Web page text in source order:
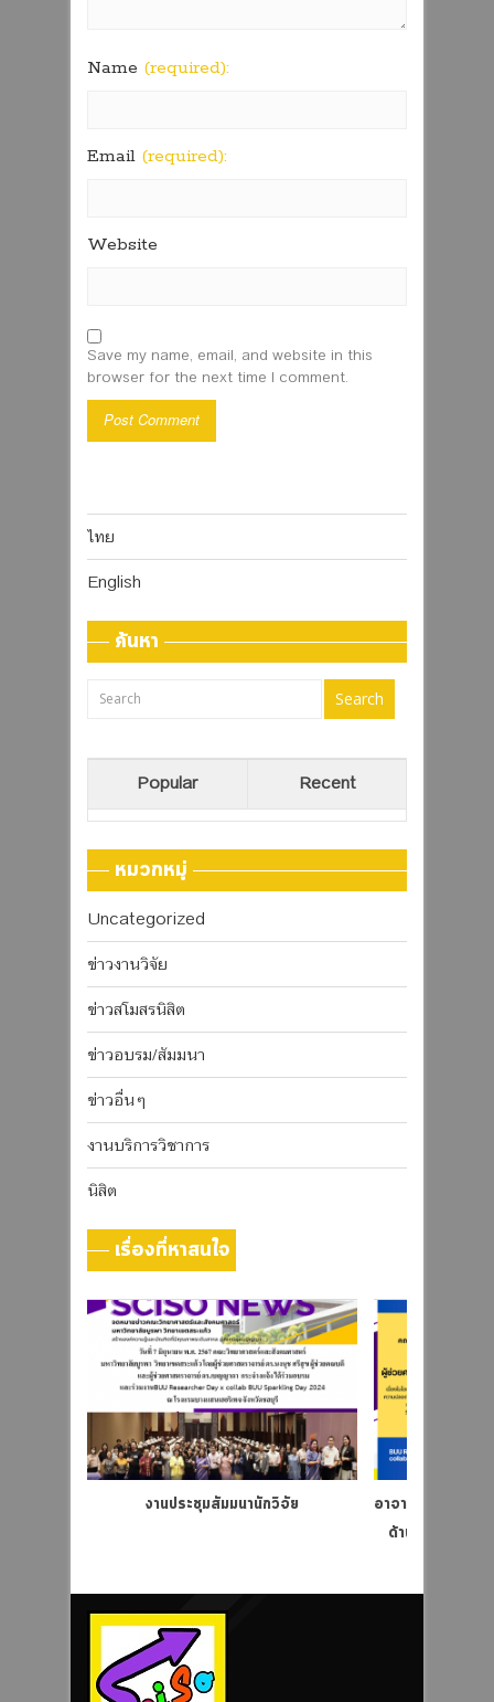
Name (required):
Email (required):
Website
Save my name, email, and website in this
browser for the next time I comment.
ไทย
English
ค้นหา
Popular Recent
หมวกหมู่
Uncategorized
ข่าวงานวิจัย
ข่าวสโมสรนิสิต
ข่าวอบรม/สัมมนา
ข่าวอื่นๆ
งานบริการวิชาการ
นิสิต
เรื่องที่หาสนใจ
งานประชุมสัมมนานักวิจัย
อาจารย์ผู้ได้รับรา
ด้านมาตรฐานค